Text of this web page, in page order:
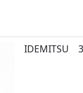
IDEMITSU 3